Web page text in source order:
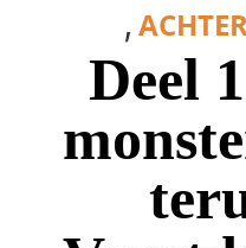
,
Deel